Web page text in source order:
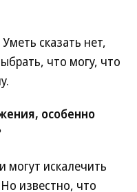
сказать нет,
что могу, что
особенно
могут искалечить
известно, что